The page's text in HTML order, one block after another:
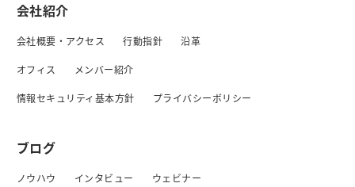
会社紹介
会社概要・アクセス 行動指針 沿革
オフィス メンバー紹介
情報セキュリティ基本方針 プライバシーボリシー
ブログ
ノウハウ インタビュー ウェビナー